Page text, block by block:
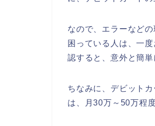
なので、エラーなど
困っている人は、一
認すると、意外と簡
ちなみに、デビット
は、月30万～50万程